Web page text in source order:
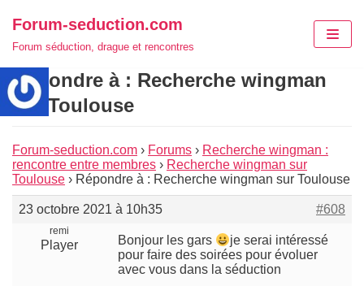
Aller
au
Forum-seduction.com
Forum séduction, drague et rencontres
Répondre à : Recherche wingman
sur Toulouse
Forum-seduction.com › Forums › Recherche wingman :
rencontre entre membres › Recherche wingman sur
Toulouse › Répondre à : Recherche wingman sur Toulouse
23 octobre 2021 à 10h35 #608
remi
Player Bonjour les gars
je serai intéressé
pour faire des soirées pour évoluer
avec vous dans la séduction